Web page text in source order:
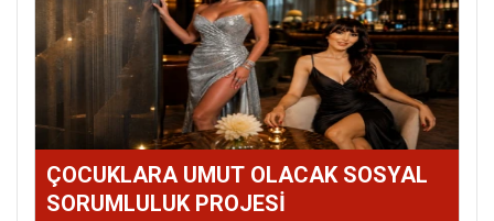
ÇOCUKLARA UMUT OLACAK SOSYAL
SORUMLULUK PROJESİ